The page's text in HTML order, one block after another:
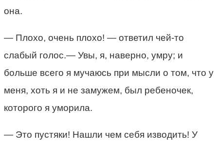
она.
— Плохо, очень плохо! — ответил чей-то
слабый голос.— Увы, я, наверно, умру; и
больше всего я мучаюсь при мысли о том, что у
меня, хоть я и не замужем, был ребеночек,
которого я уморила.
— Это пустяки! Нашли чем себя изводить! У